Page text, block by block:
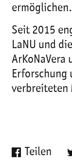
Seit 2015
LaNU und
ArKoNaVera
Erforschung
verbreiteten
Teilen